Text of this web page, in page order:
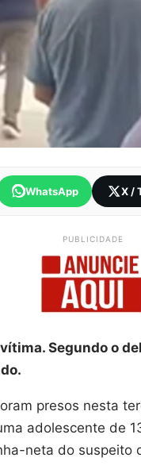
WhatsApp X /
PUBLICIDADE
Segundo o
presos nesta
adolescente de
neta do suspeito